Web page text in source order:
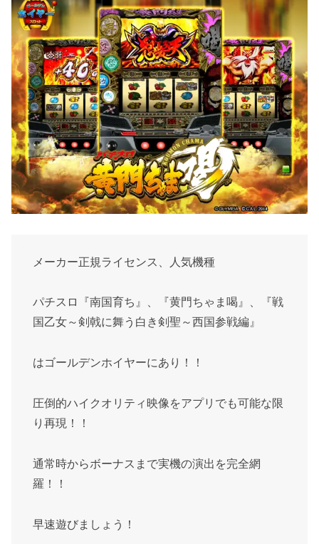
メーカー正規ライセンス、人気機種
パチスロ『南国育ち』、『黄門ちゃま喝』、『戦
国乙女～剣戟に舞う白き剣聖～西国参戦編』
はゴールデンホイヤーにあり！！
圧倒的ハイクオリティ映像をアプリでも可能な限
り再現！！
通常時からボーナスまで実機の演出を完全網
羅！！
早速遊びましょう！